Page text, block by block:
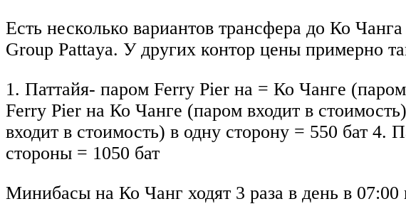
Есть несколько вариантов трансфера до Ко
Group Pattaya. У других контор цены примерно
1. Паттайя- паром Ferry Pier на = Ко Чанге
Ferry Pier на Ко Чанге (паром входит в
входит в стоимость) в одну сторону = 550 бат 4.
стороны = 1050 бат
Минибасы на Ко Чанг ходят 3 раза в день в